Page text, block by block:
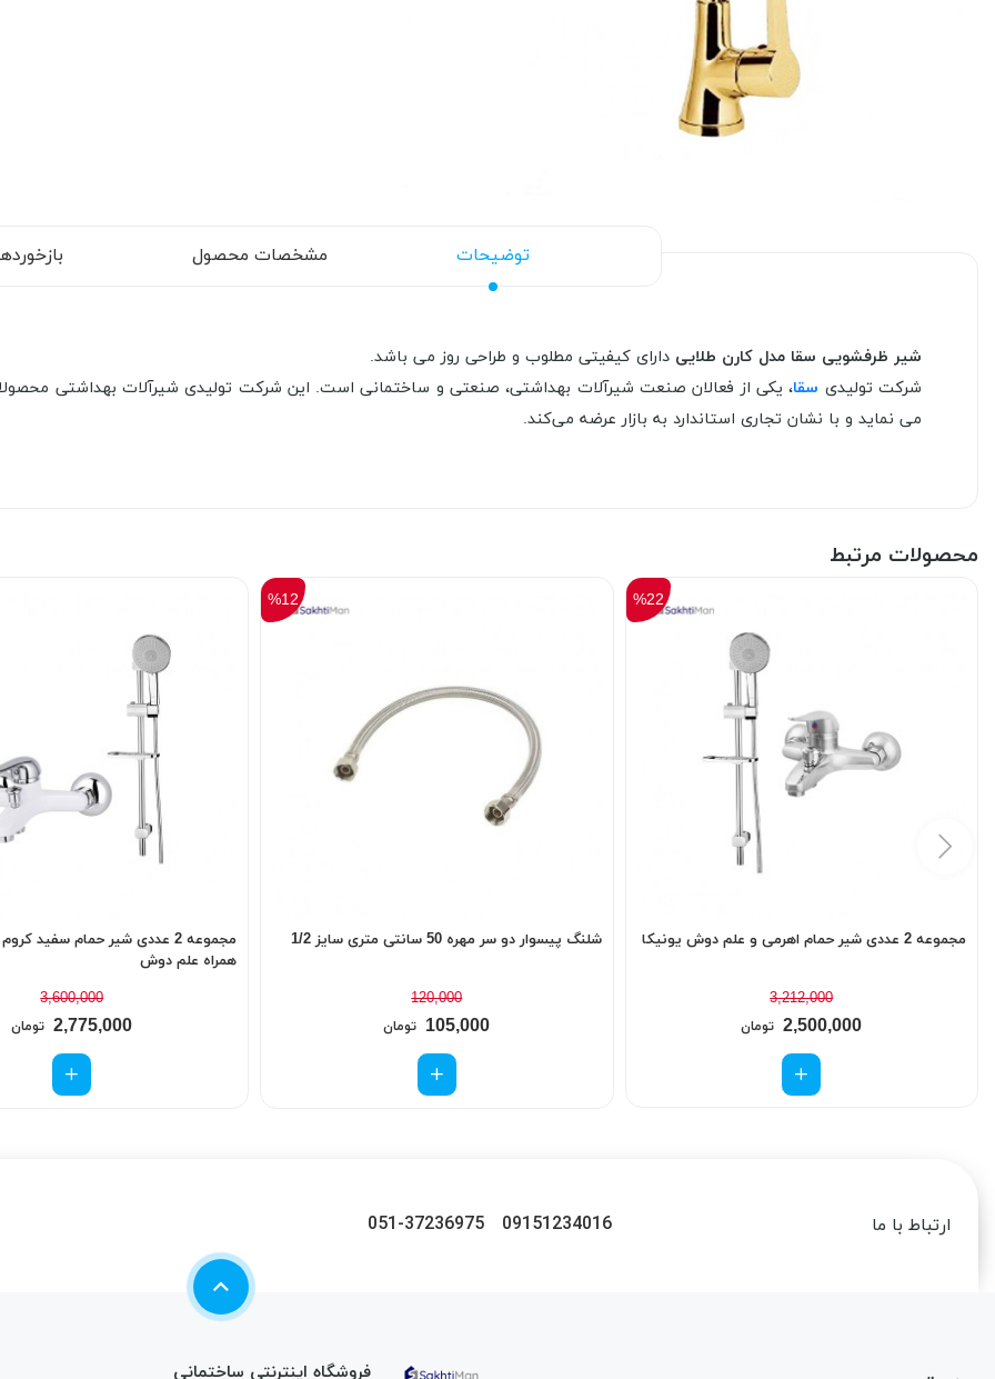
توضیحات مشخصات محصول
شیر ظرفشویی سقا مدل کارن طلایی دارای کیفیتی مطلوب و طراحی روز می باشد.
شرکت تولیدی سقا، یکی از فعالان صنعت شیرآلات بهداشتی، صنعتی و ساختمانی است. این شرکت تولیدی شیرآلات بهداشتی محصولات
می نماید و با نشان تجاری استاندارد به بازار عرضه می‌کند.
محصولات مرتبط
مجموعه 2 عددی شیر حمام اهرمی و علم دوش یونیکا
3,212,000
%22
2,500,000 تومان
شلنگ پیسوار دو سر مهره 50 سانتی متری سایز 1/2
120,000
%12
105,000 تومان
مجموعه 2 عددی شیر حمام سفید
همراه علم دوش
3,600,000
2,775,000 تومان
ارتباط با ما 09151234016
051-37236975
فروشگاه اینترنتی ساختمانی